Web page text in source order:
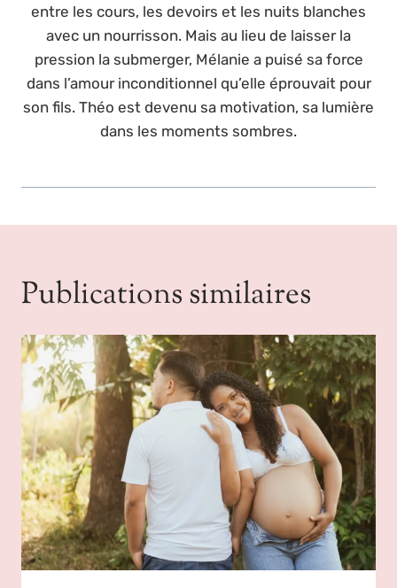
entre les cours, les devoirs et les nuits blanches
avec un nourrisson. Mais au lieu de laisser la
pression la submerger, Mélanie a puisé sa force
dans l’amour inconditionnel qu’elle éprouvait pour
son fils. Théo est devenu sa motivation, sa lumière
dans les moments sombres.
Publications similaires